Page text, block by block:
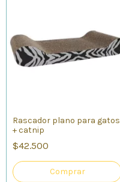
Rascador plano para gatos
+ catnip
$42.500